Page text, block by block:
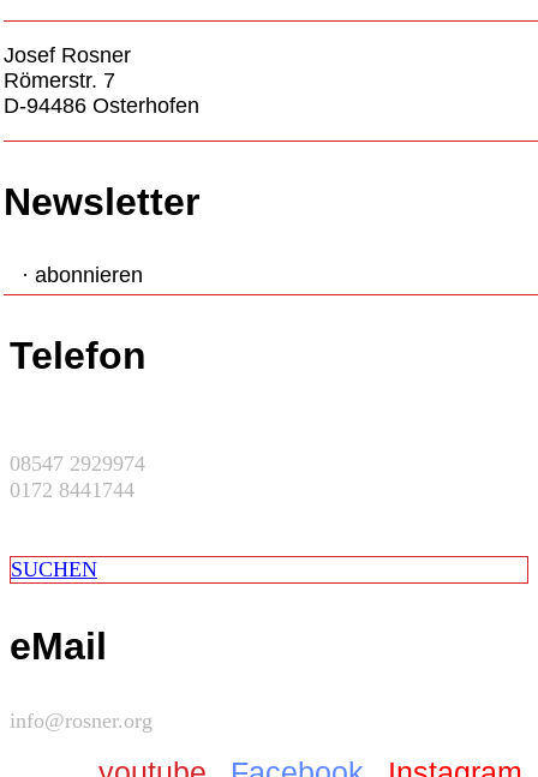
Josef Rosner
Römerstr. 7
D-94486 Osterhofen
Newsletter
· abonnieren
Telefon
08547 2929974
0172 8441744
SUCHEN
eMail
info@rosner.org